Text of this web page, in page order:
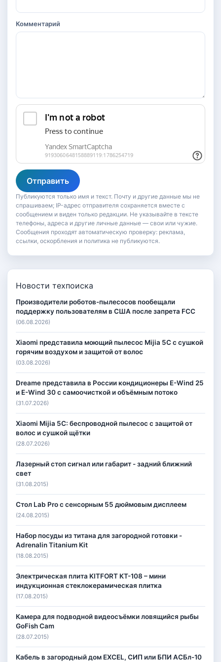
Комментарий
Отправить
Публикуются только имя и текст. Почту и другие данные мы не
спрашиваем; IP-адрес отправителя сохраняется вместе с
сообщением и виден только редакции. Не указывайте в тексте
телефоны, адреса и другие личные данные — свои или чужие.
Сообщения проходят автоматическую проверку: реклама,
ссылки, оскорбления и политика не публикуются.
Новости техпоиска
Производители роботов-пылесосов пообещали
поддержку пользователям в США после запрета FCC
(06.08.2026)
Xiaomi представила моющий пылесос Mijia 5C с сушкой
горячим воздухом и защитой от волос
(03.08.2026)
Dreame представила в России кондиционеры E-Wind 25
и E-Wind 30 с самоочисткой и объёмным потоко
(31.07.2026)
Xiaomi Mijia 5C: беспроводной пылесос с защитой от
волос и сушкой щётки
(28.07.2026)
Лазерный стоп сигнал или габарит - задний ближний
свет
(31.08.2015)
Стол Lab Pro с сенсорным 55 дюймовым дисплеем
(24.08.2015)
Набор посуды из титана для загородной готовки -
Adrenalin Titanium Kit
(18.08.2015)
Электрическая плита KITFORT КТ-108 – мини
индукционная стеклокерамическая плитка
(17.08.2015)
Камера для подводной видеосъёмки ловящийся рыбы
GoFish Cam
(28.07.2015)
Кабель в загородный дом EXCEL, СИП или БПИ АСБл-10